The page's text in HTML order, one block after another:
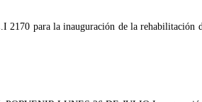
para la inauguración de la rehabilitación